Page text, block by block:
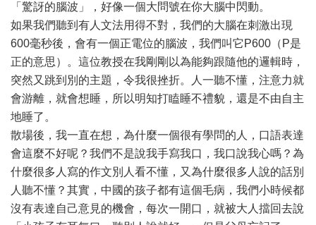
「驚訝的腦波」，好像一個大問號在你大腦中閃動。
如果我們聽到有人文法用得不對，我們的大腦在刺激出現
600毫秒後，會有一個正電位的腦波，我們叫它P600（P是
正的意思）。這位教授在我剛剛以為能夠跟隨他的邏輯時，
突然又跳到別的主題，令我很挫折。人一聽不懂，注意力就
會游離，就會想睡，所以明知打瞌睡不禮貌，還是不由自主
地睡了。
散場後，我一直在想，為什麼一個很有學問的人，口語表達
會這麼不好呢？我們不是說我手寫我口，我口說我心嗎？為
什麼很多人寫的作文別人看不懂，又為什麼很多人說的話別
人聽不懂？其實，中國的孩子都有這個毛病，我們小時候都
沒有表達自己意見的機會，每次一開口，就被大人擋回去說